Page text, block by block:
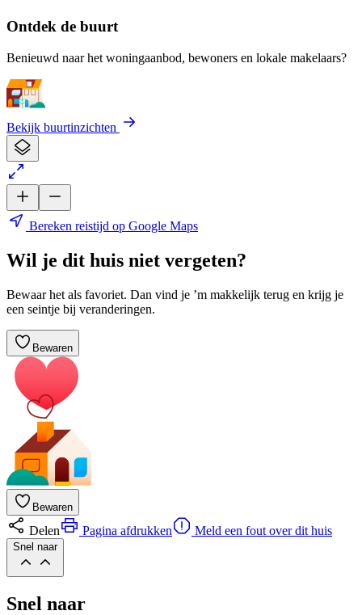
Ontdek de buurt
Benieuwd naar het woningaanbod, bewoners en lokale makelaars?
Bekijk buurtinzichten
Bereken reistijd op Google Maps
Wil je dit huis niet vergeten?
Bewaar het als favoriet. Dan vind je ’m makkelijk terug en krijg je
een seintje bij veranderingen.
Bewaren
Bewaren
Delen Pagina afdrukken Meld een fout over dit huis
Snel naar
Snel naar